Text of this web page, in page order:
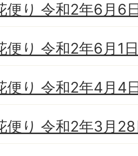
便り 令和2年6月6
便り 令和2年6月1
便り 令和2年4月4
便り 令和2年3月